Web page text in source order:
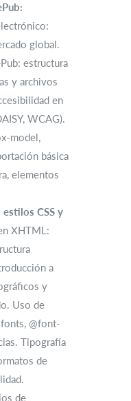
global.
estructura
y archivos
en
WCAG).
model,
básica
elementos
CSS y
XHTML:
a
y
Uso de
@font-
Tipografía
de
de